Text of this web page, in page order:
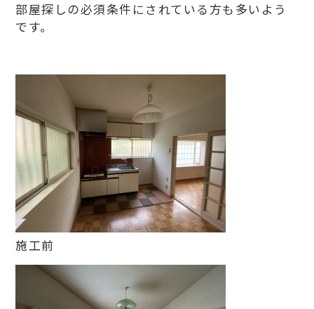
部屋探しの必須条件にされている方も多いよう
です。
施工前